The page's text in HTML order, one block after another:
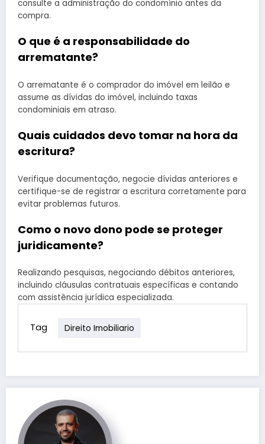
consulte a administração do condomínio antes da
compra.
O que é a responsabilidade do
arrematante?
O arrematante é o comprador do imóvel em leilão e
assume as dívidas do imóvel, incluindo taxas
condominiais em atraso.
Quais cuidados devo tomar na hora da
escritura?
Verifique documentação, negocie dívidas anteriores e
certifique-se de registrar a escritura corretamente para
evitar problemas futuros.
Como o novo dono pode se proteger
juridicamente?
Realizando pesquisas, negociando débitos anteriores,
incluindo cláusulas contratuais específicas e contando
com assistência jurídica especializada.
Tag Direito Imobiliario